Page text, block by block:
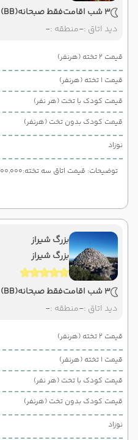
3 شب اقامت
فقط صبحانه(BB)
دید اتاق :-منطقه :-
قیمت 2 تخته (هرنفر)
قیمت 1 تخته (هرنفر)
قیمت کودک با تخت (هر نفر)
قیمت کودک بدون تخت (هرنفر)
نوزاد
توضیحات: قیمت اتاق سه تخته:20,900,000
بزرگ شیراز
بزرگ شیراز
3 شب اقامت
فقط صبحانه(BB)
دید اتاق :-منطقه :-
قیمت 2 تخته (هرنفر)
قیمت 1 تخته (هرنفر)
قیمت کودک با تخت (هر نفر)
قیمت کودک بدون تخت (هرنفر)
نوزاد